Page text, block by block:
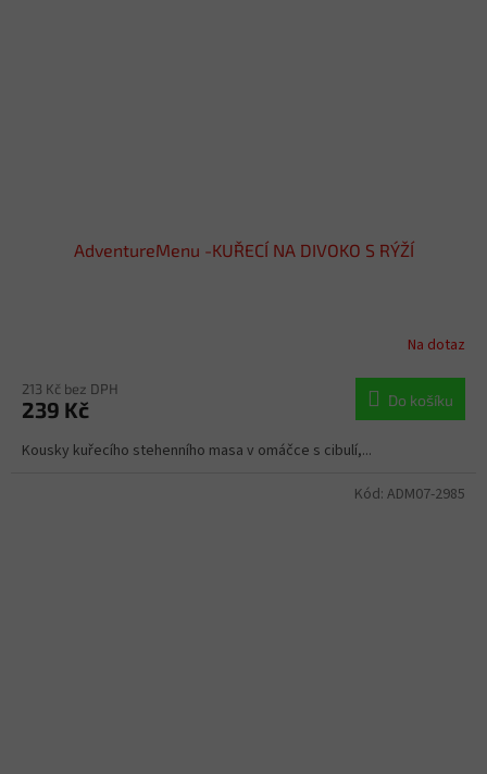
AdventureMenu -KUŘECÍ NA DIVOKO S RÝŽÍ
Na dotaz
213 Kč bez DPH
239 Kč Do košíku
Kousky kuřecího stehenního masa v omáčce s cibulí,...
Kód: ADM07-2985